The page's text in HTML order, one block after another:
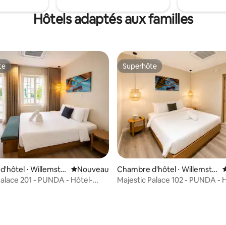
Hôtels adaptés aux familles
⋅ Willemsta
Nouvel hébergement
Nouveau
201 - PUNDA - Hôtel-
Superhôte
Superhôte
Chambre d'hôtel ⋅ Willemsta
d
Majestic Palace 102 - PUNDA -